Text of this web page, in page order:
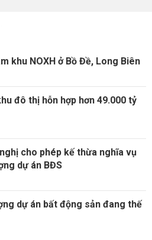
khu NOXH ở Bồ Đề, Long Biên
đô thị hỗn hợp hơn 49.000 tỷ
cho phép kế thừa nghĩa vụ
dự án BĐS
dự án bất động sản đang thế